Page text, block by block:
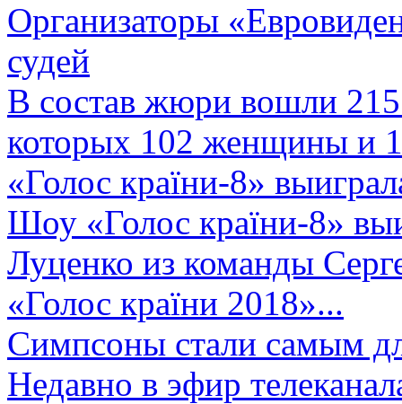
Организаторы
судей
В состав жюри вошли 215
которых 102 женщины и
«Голос країни-8»
Шоу «Голос країни-8»
Луценко из команды
«Голос країни 2018»...
Симпсоны стали самым
Недавно в эфир